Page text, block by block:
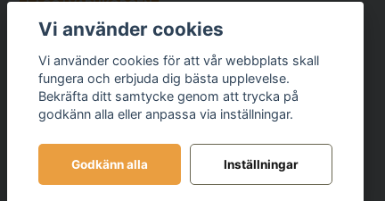
LÄGG I VARUKORGEN
3,5mm ingång för
2st AAA batterier
CE-2834 godkända
Hygiensats i Silicon
Vi använder cookies
Vi använder cookies för att vår webbplats skall
fungera och erbjuda dig bästa upplevelse.
Bekräfta ditt samtycke genom att trycka på
godkänn alla eller anpassa via inställningar.
Godkänn alla Inställningar